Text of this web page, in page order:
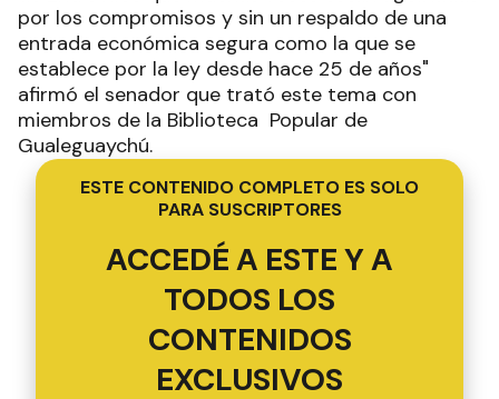
por los compromisos y sin un respaldo de una
entrada económica segura como la que se
establece por la ley desde hace 25 de años"
afirmó el senador que trató este tema con
miembros de la Biblioteca Popular de
Gualeguaychú.
ESTE CONTENIDO COMPLETO ES SOLO
PARA SUSCRIPTORES
ACCEDÉ A ESTE Y A
TODOS LOS
CONTENIDOS
EXCLUSIVOS